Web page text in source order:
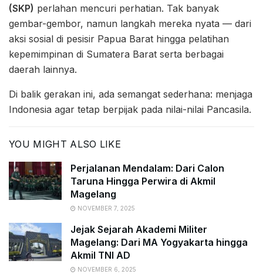
(SKP) perlahan mencuri perhatian. Tak banyak
gembar-gembor, namun langkah mereka nyata — dari
aksi sosial di pesisir Papua Barat hingga pelatihan
kepemimpinan di Sumatera Barat serta berbagai
daerah lainnya.
Di balik gerakan ini, ada semangat sederhana: menjaga
Indonesia agar tetap berpijak pada nilai-nilai Pancasila.
YOU MIGHT ALSO LIKE
Perjalanan Mendalam: Dari Calon
Taruna Hingga Perwira di Akmil
Magelang
NOVEMBER 7, 2025
Jejak Sejarah Akademi Militer
Magelang: Dari MA Yogyakarta hingga
Akmil TNI AD
NOVEMBER 6, 2025